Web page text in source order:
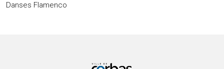
Danses Flamenco